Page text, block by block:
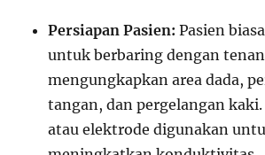
Persiapan Pasien: Pasien
untuk berbaring dengan
mengungkapkan area dada,
tangan, dan pergelangan kaki.
atau elektrode digunakan